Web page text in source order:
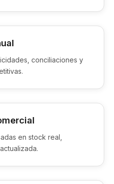
conciliaciones y
en stock real,